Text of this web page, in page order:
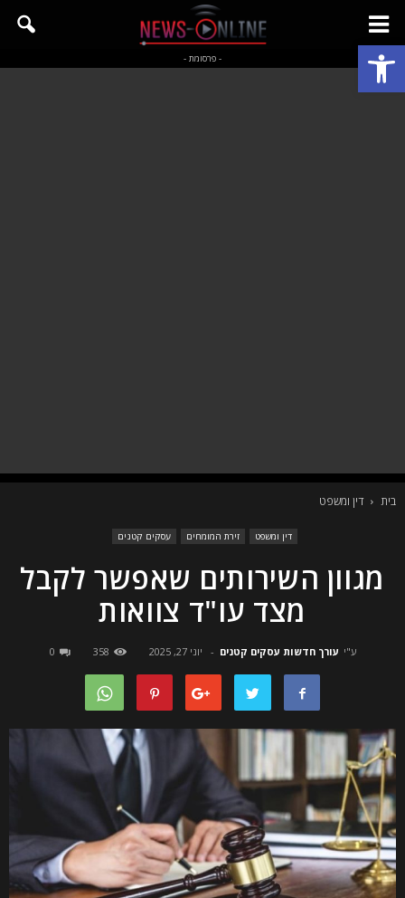
פתח סרגל נגישות - פרסומת -
בית דין ומשפט
דין ומשפט זירת המומחים עסקים קטנים
מגוון השירותים שאפשר לקבל
מצד עו"ד צוואות
ע"י עורך חדשות עסקים קטנים - יוני 27, 2025 358
0